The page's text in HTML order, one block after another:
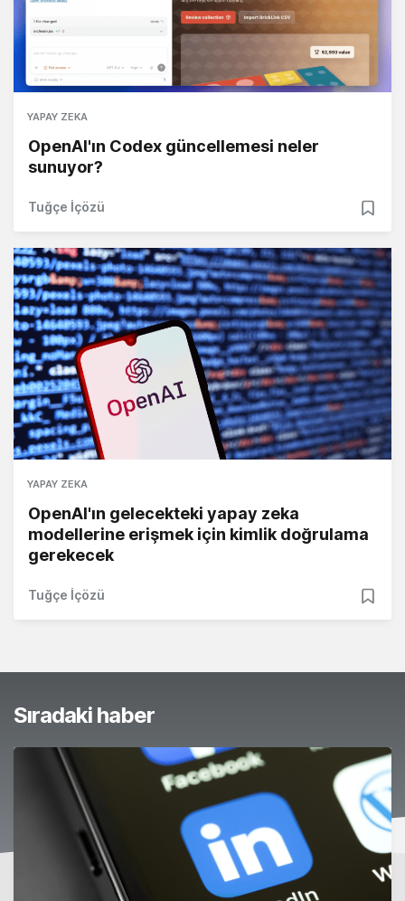
YAPAY ZEKA
OpenAI'ın Codex güncellemesi neler
sunuyor?
Tuğçe İçözü
YAPAY ZEKA
OpenAI'ın gelecekteki yapay zeka
modellerine erişmek için kimlik doğrulama
gerekecek
Tuğçe İçözü
Sıradaki haber